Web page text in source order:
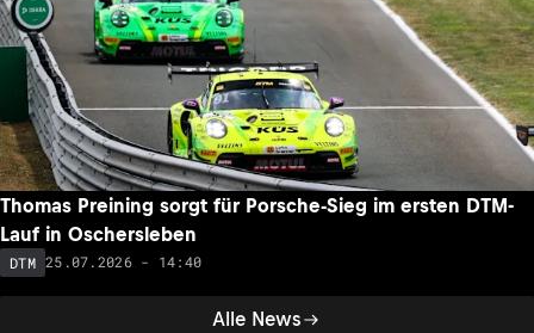
Alle News
Thomas Preining sorgt für Porsche-Sieg im ersten DTM-
Lauf in Oschersleben
DTM 25.07.2026 - 14:40